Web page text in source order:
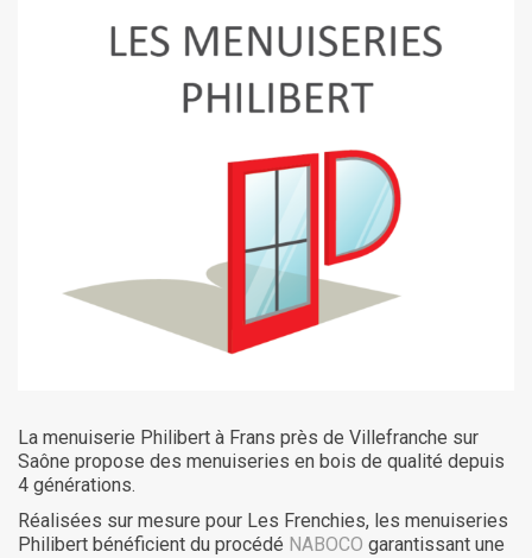
La menuiserie Philibert à Frans près de Villefranche sur
Saône propose des menuiseries en bois de qualité depuis
4 générations.
Réalisées sur mesure pour Les Frenchies, les menuiseries
Philibert bénéficient du procédé NABOCO garantissant une